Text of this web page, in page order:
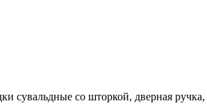
сувальдные со шторкой, дверная